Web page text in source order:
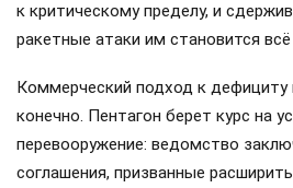
к критическому пределу, и
ракетные атаки им становится
Коммерческий подход к
конечно. Пентагон берет курс на
перевооружение: ведомство
соглашения, призванные